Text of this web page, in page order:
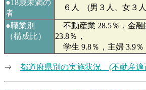
●18歳未満の
者
６人 (男３人、女３
●職業別
（構成比）
不動産業 28.5％，金融
23.8％，
学生 9.8％，主婦 3.9％
⇒ 都道府県別の実施状況 (不動産適